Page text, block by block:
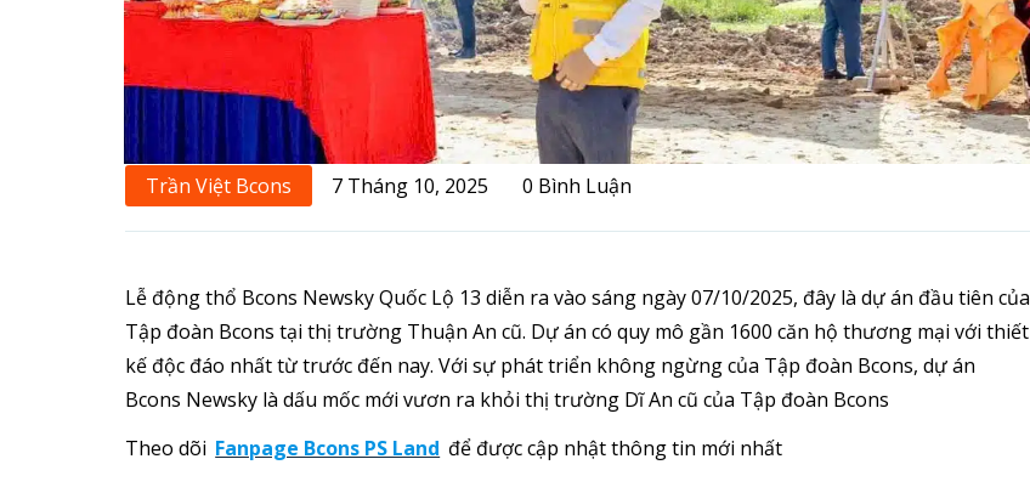
Trần Việt Bcons 7 Tháng 10, 2025 0 Bình Luận
Lễ động thổ Bcons Newsky Quốc Lộ 13 diễn ra vào sáng ngày 07/10/2025, đây là dự án đầu tiên của
Tập đoàn Bcons tại thị trường Thuận An cũ. Dự án có quy mô gần 1600 căn hộ thương mại với thiết
kế độc đáo nhất từ trước đến nay. Với sự phát triển không ngừng của Tập đoàn Bcons, dự án
Bcons Newsky là dấu mốc mới vươn ra khỏi thị trường Dĩ An cũ của Tập đoàn Bcons
Theo dõi Fanpage Bcons PS Land để được cập nhật thông tin mới nhất